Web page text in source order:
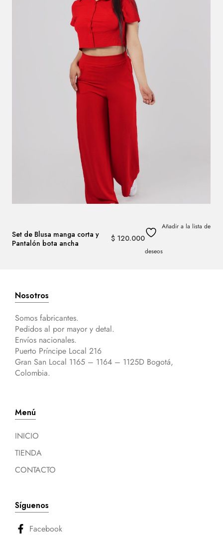
Set de Blusa manga corta y
Pantalón bota ancha
$ 120.000
Añadir a la lista de
deseos
Nosotros
Somos fabricantes.
Pedidos al por mayor y detal.
Envíos nacionales.
Puerto Príncipe Local 216
Gran San Local 1165 – 1164 – 1125D Bogotá,
Colombia.
Menú
INICIO
TIENDA
CONTACTO
Síguenos
Facebook